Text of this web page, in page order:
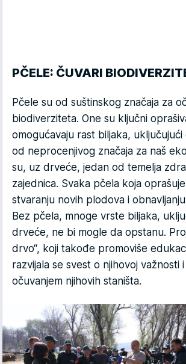
PČELE: ČUVARI
Pčele su od suštinskog značaja za
biodiverziteta. One su ključni
omogućavaju rast biljaka,
od neprocenjivog značaja za naš
su, uz drveće, jedan od temelja
zajednica. Svaka pčela koja
stvaranju novih plodova i
Bez pčela, mnoge vrste biljaka,
drveće, ne bi mogle da opstanu.
drvo“, koji takođe promoviše
razvijala se svest o njihovoj važnosti
očuvanjem njihovih staništa.